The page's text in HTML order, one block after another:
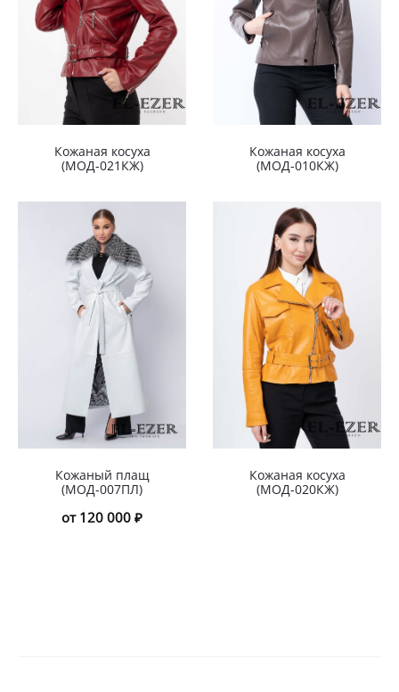
Кожаная косуха
(МОД-021КЖ)
Кожаная косуха
(МОД-010КЖ)
Кожаный плащ
(МОД-007ПЛ)
от 120 000 ₽
Кожаная косуха
(МОД-020КЖ)